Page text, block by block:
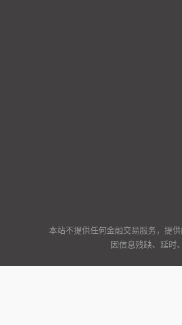
本站不提供任何金融交易服务，提
因信息残缺、延时